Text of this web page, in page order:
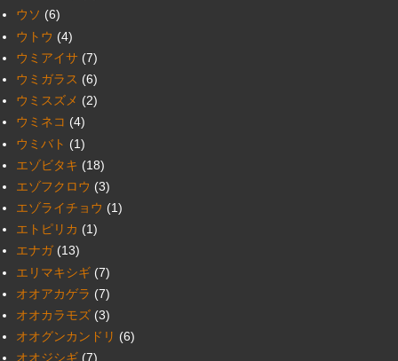
ウソ (6)
ウトウ (4)
ウミアイサ (7)
ウミガラス (6)
ウミスズメ (2)
ウミネコ (4)
ウミバト (1)
エゾビタキ (18)
エゾフクロウ (3)
エゾライチョウ (1)
エトピリカ (1)
エナガ (13)
エリマキシギ (7)
オオアカゲラ (7)
オオカラモズ (3)
オオグンカンドリ (6)
オオジシギ (7)